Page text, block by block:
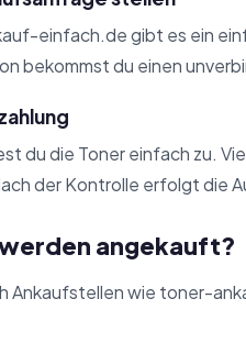
einfach.de gibt es ein
bekommst du einen
du die Toner einfach zu.
der Kontrolle erfolgt die
angekauft?
Ankaufstellen wie toner-